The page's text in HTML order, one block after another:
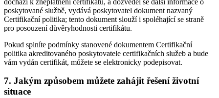
poskytované službě, vydává poskytovatel dokument nazvaný
Certifikační politika; tento dokument slouží i spoléhající se straně
pro posouzení důvěryhodnosti certifikátu.
Pokud splníte podmínky stanovené dokumentem Certifikační
politika akreditovaného poskytovatele certifikačních služeb a bude
vám vydán certifikát, můžete se elektronicky podepisovat.
7. Jakým způsobem můžete zahájit řešení životní
situace